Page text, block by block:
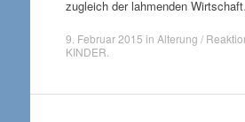
zugleich der lahmenden
9. Februar 2015 in Alterung /
KINDER